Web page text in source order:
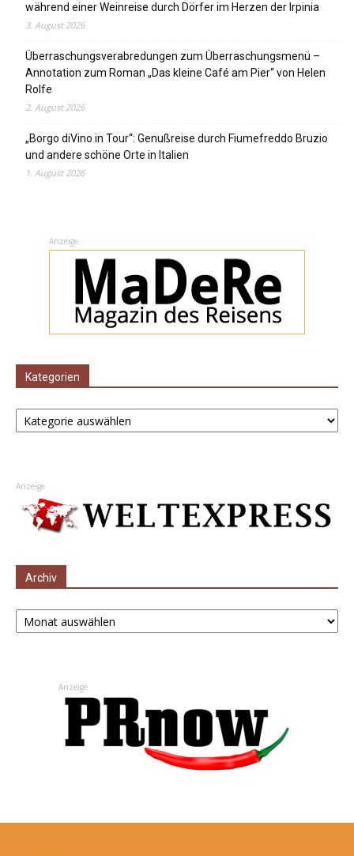
während einer Weinreise durch Dörfer im Herzen der Irpinia
3. August 2026
Überraschungsverabredungen zum Überraschungsmenü –
Annotation zum Roman „Das kleine Café am Pier“ von Helen
Rolfe
2. August 2026
„Borgo diVino in Tour“: Genußreise durch Fiumefreddo Bruzio
und andere schöne Orte in Italien
1. August 2026
Anzeige
Kategorien
Kategorien
Anzeige
Archiv
Archiv
Anzeige